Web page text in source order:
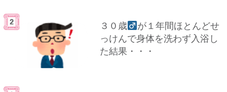
３０歳
が１年間ほとんどせ
っけんで身体を洗わず入浴し
た結果・・・